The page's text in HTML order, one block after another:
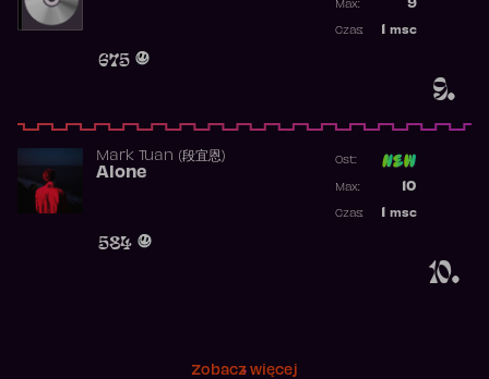
9.
675
9
Max:
msc
Czas:
10.
Mark Tuan (段宜恩)
Alone
584
Ost:
10
Max:
msc
Czas:
Zobacz więcej